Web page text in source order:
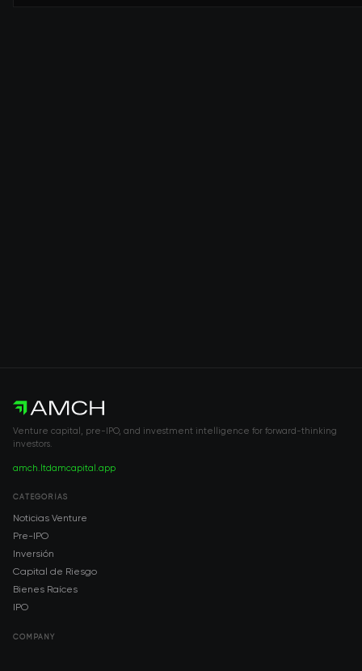
Venture capital, pre-IPO, and investment intelligence for forward-thinking
investors.
amch.ltdamcapital.app
CATEGORÍAS
Noticias Venture
Pre-IPO
Inversión
Capital de Riesgo
Bienes Raíces
IPO
COMPANY